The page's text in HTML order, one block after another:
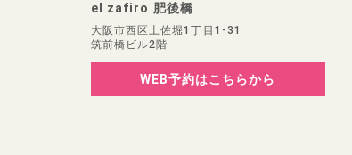
el zafiro 肥後橋
大阪市西区土佐堀1丁目1-31
筑前橋ビル2階
WEB予約はこちらから